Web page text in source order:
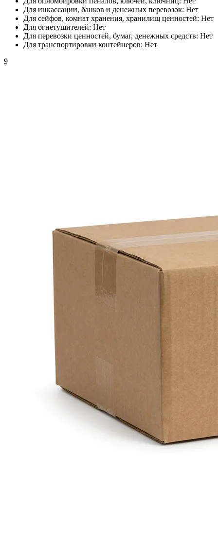
Для инкассации, банков и денежных перевозок: Нет
Для сейфов, комнат хранения, хранилищ ценностей: Нет
Для огнетушителей: Нет
Для перевозки ценностей, бумаг, денежных средств: Нет
Для транспортировки контейнеров: Нет
9